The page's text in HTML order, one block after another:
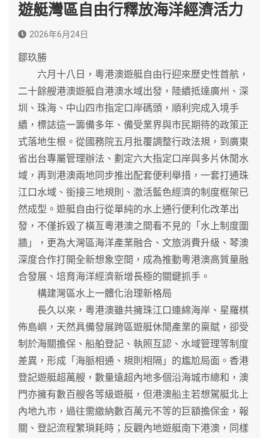
遊艇灣區自由行釋放海洋經濟活力
2026年6月24日
鄒玖勝
六月十八日，粵港澳遊艇自由行迎來歷史性首航，
二十餘艘港澳遊艇自港澳水域出發，陸續抵達廣州、深
圳、珠海、中山四市指定口岸碼頭，順利完成入境手
續，標誌這一籌備多年、備受業界與市民期待的政策正
式落地生根。從國務院五月批覆調整行政法規，到廣東
省出台專屬管理辦法、劃定六大指定口岸與多片休閒水
域，再到港澳兩地同步推出配套便利舉措，一套打通珠
江口水域、銜接三地規則、激活藍色經濟的制度框架已
然成型。遊艇自由行從單純的水上通行便利化改革出
發，不僅拆毀了橫亙粵港澳之間看不見的「水上制度圍
牆」，更為大灣區海洋產業融合、文旅消費升級、琴澳
深度合作打開全新想象空間，成為推動粵港澳高質量融
合發展、培育海洋經濟新增長極的關鍵抓手。
構建灣區水上一體化治理新格局
長久以來，粵港澳雖共擁珠江口連綿海岸、星羅棋
佈島嶼，天然具備發展跨區遊艇休閒產業的稟賦，卻受
制於海關擔保、船舶登記、執照互認、水域管理等制度
差異，形成「海脈相通、規則相隔」的尷尬局面。香港
登記遊艇超萬艘，數量遠超內地多個沿海城市總和，澳
門亦擁有數百艘各等級遊艇，但港澳船主若想駕艇北上
內地九市，過往需繳納數百萬元不等的巨額擔保金，報
關、登記流程繁瑣耗時；反觀內地遊艇南下港澳，同樣